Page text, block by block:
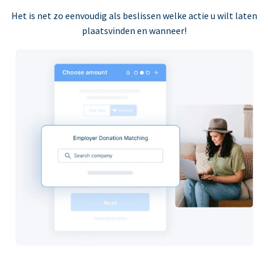
Het is net zo eenvoudig als beslissen welke actie u wilt laten
plaatsvinden en wanneer!